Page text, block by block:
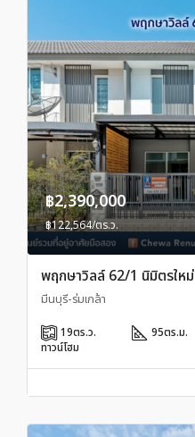
฿2,390,000
฿122,564/ตร.ว.
พฤกษาวิลล์ 62/1 นิมิตรใหม่
มีนบุรี-ร่มเกล้า
19ตร.ว. 95ตร.ม.
ทาวน์โฮม